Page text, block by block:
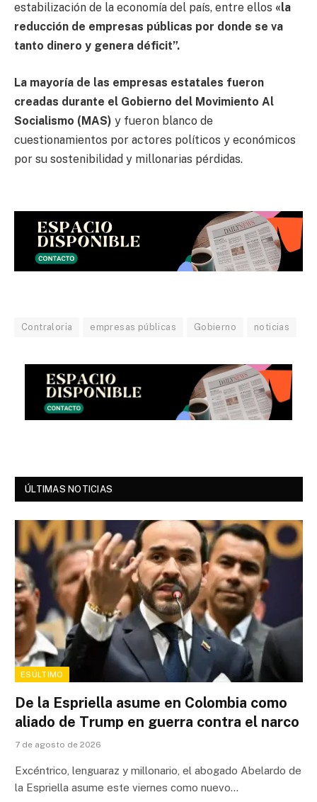
estabilización de la economía del país, entre ellos «la
reducción de empresas públicas por donde se va
tanto dinero y genera déficit”.
La mayoría de las empresas estatales fueron
creadas durante el Gobierno del Movimiento Al
Socialismo (MAS) y fueron blanco de
cuestionamientos por actores políticos y económicos
por su sostenibilidad y millonarias pérdidas.
Contraloria empresas públicas Gobierno noticias
ÚLTIMAS NOTICIAS
ESÚLTIMO
De la Espriella asume en Colombia como
aliado de Trump en guerra contra el narco
7 de agosto de 2026
Excéntrico, lenguaraz y millonario, el abogado Abelardo de
la Espriella asume este viernes como nuevo…